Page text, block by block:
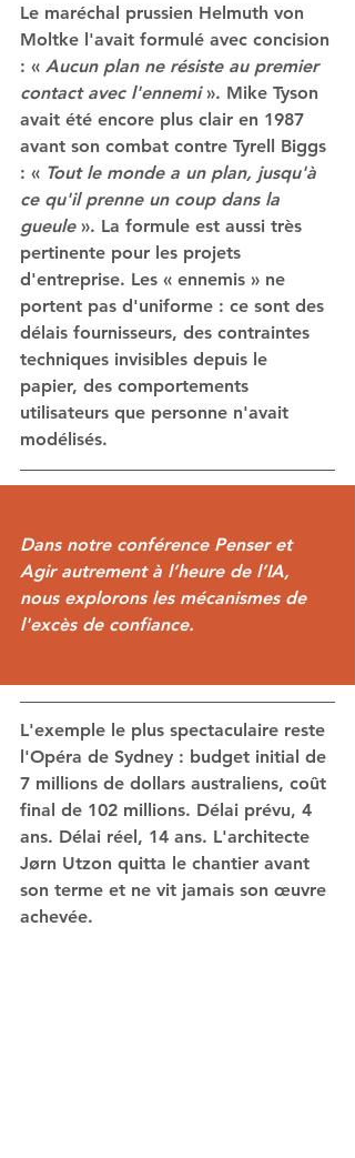
Le maréchal prussien Helmuth von
Moltke l'avait formulé avec concision
: « Aucun plan ne résiste au premier
contact avec l'ennemi ». Mike Tyson
avait été encore plus clair en 1987
avant son combat contre Tyrell Biggs
: « Tout le monde a un plan, jusqu'à
ce qu'il prenne un coup dans la
gueule ». La formule est aussi très
pertinente pour les projets
d'entreprise. Les « ennemis » ne
portent pas d'uniforme : ce sont des
délais fournisseurs, des contraintes
techniques invisibles depuis le
papier, des comportements
utilisateurs que personne n'avait
modélisés.
Dans notre conférence Penser et
Agir autrement à l’heure de l’IA,
nous explorons les mécanismes de
l'excès de confiance.
L'exemple le plus spectaculaire reste
l'Opéra de Sydney : budget initial de
7 millions de dollars australiens, coût
final de 102 millions. Délai prévu, 4
ans. Délai réel, 14 ans. L'architecte
Jørn Utzon quitta le chantier avant
son terme et ne vit jamais son œuvre
achevée.